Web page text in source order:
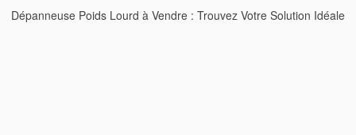
Dépanneuse Poids Lourd à Vendre : Trouvez Votre Solution Idéale